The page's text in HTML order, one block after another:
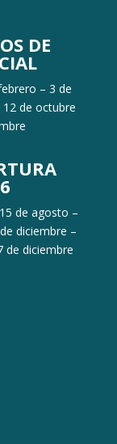
DE
– 3 de
de octubre
de agosto –
diciembre –
de diciembre